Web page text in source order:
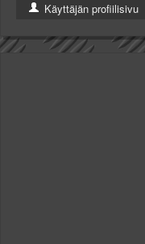
Käyttäjän profiilisivu